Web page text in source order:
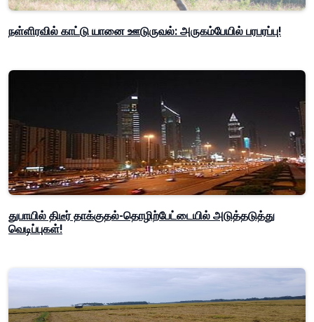
நள்ளிரவில் காட்டு யானை ஊடுருவல்: அருகம்பேயில் பரபரப்பு!
துபாயில் திடீர் தாக்குதல்-தொழிற்பேட்டையில் அடுத்தடுத்து
வெடிப்புகள்!